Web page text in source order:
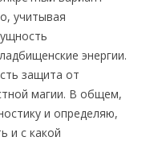
учитывая
энергии.
защита от
магии. В общем,
и определяю,
и с какой